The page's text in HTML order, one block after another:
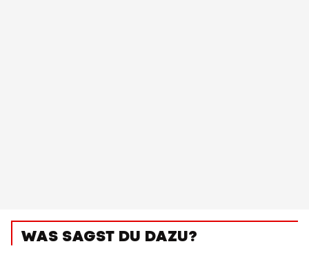
WAS SAGST DU DAZU?